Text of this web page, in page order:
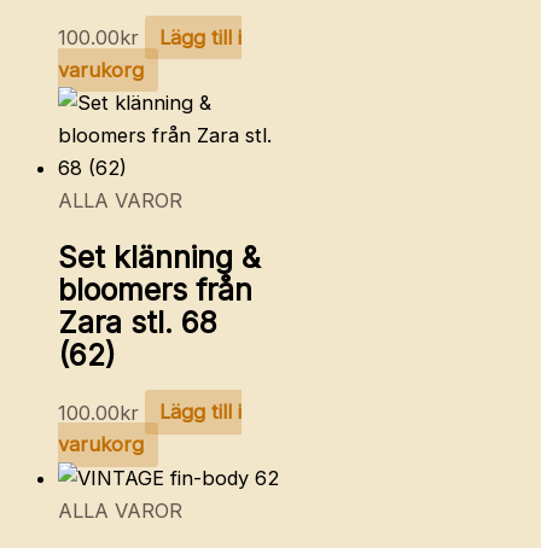
100.00kr
Lägg till i
varukorg
ALLA VAROR
Set klänning &
bloomers från
Zara stl. 68
(62)
100.00kr
Lägg till i
varukorg
ALLA VAROR